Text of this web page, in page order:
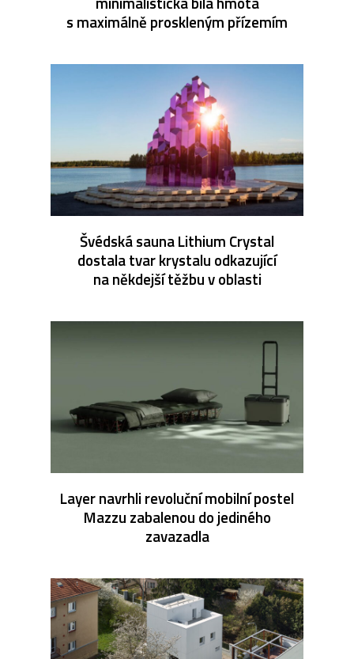
s maximálně proskleným přízemím
Švédská sauna Lithium Crystal
dostala tvar krystalu odkazující
na někdejší těžbu v oblasti
Layer navrhli revoluční mobilní postel
Mazzu zabalenou do jediného
zavazadla